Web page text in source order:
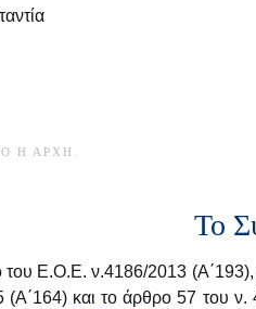
Η ΑΡΧΉ .
Το
του Ε.Ο.Ε. ν.4186/2013
και το άρθρο 57 του ν.